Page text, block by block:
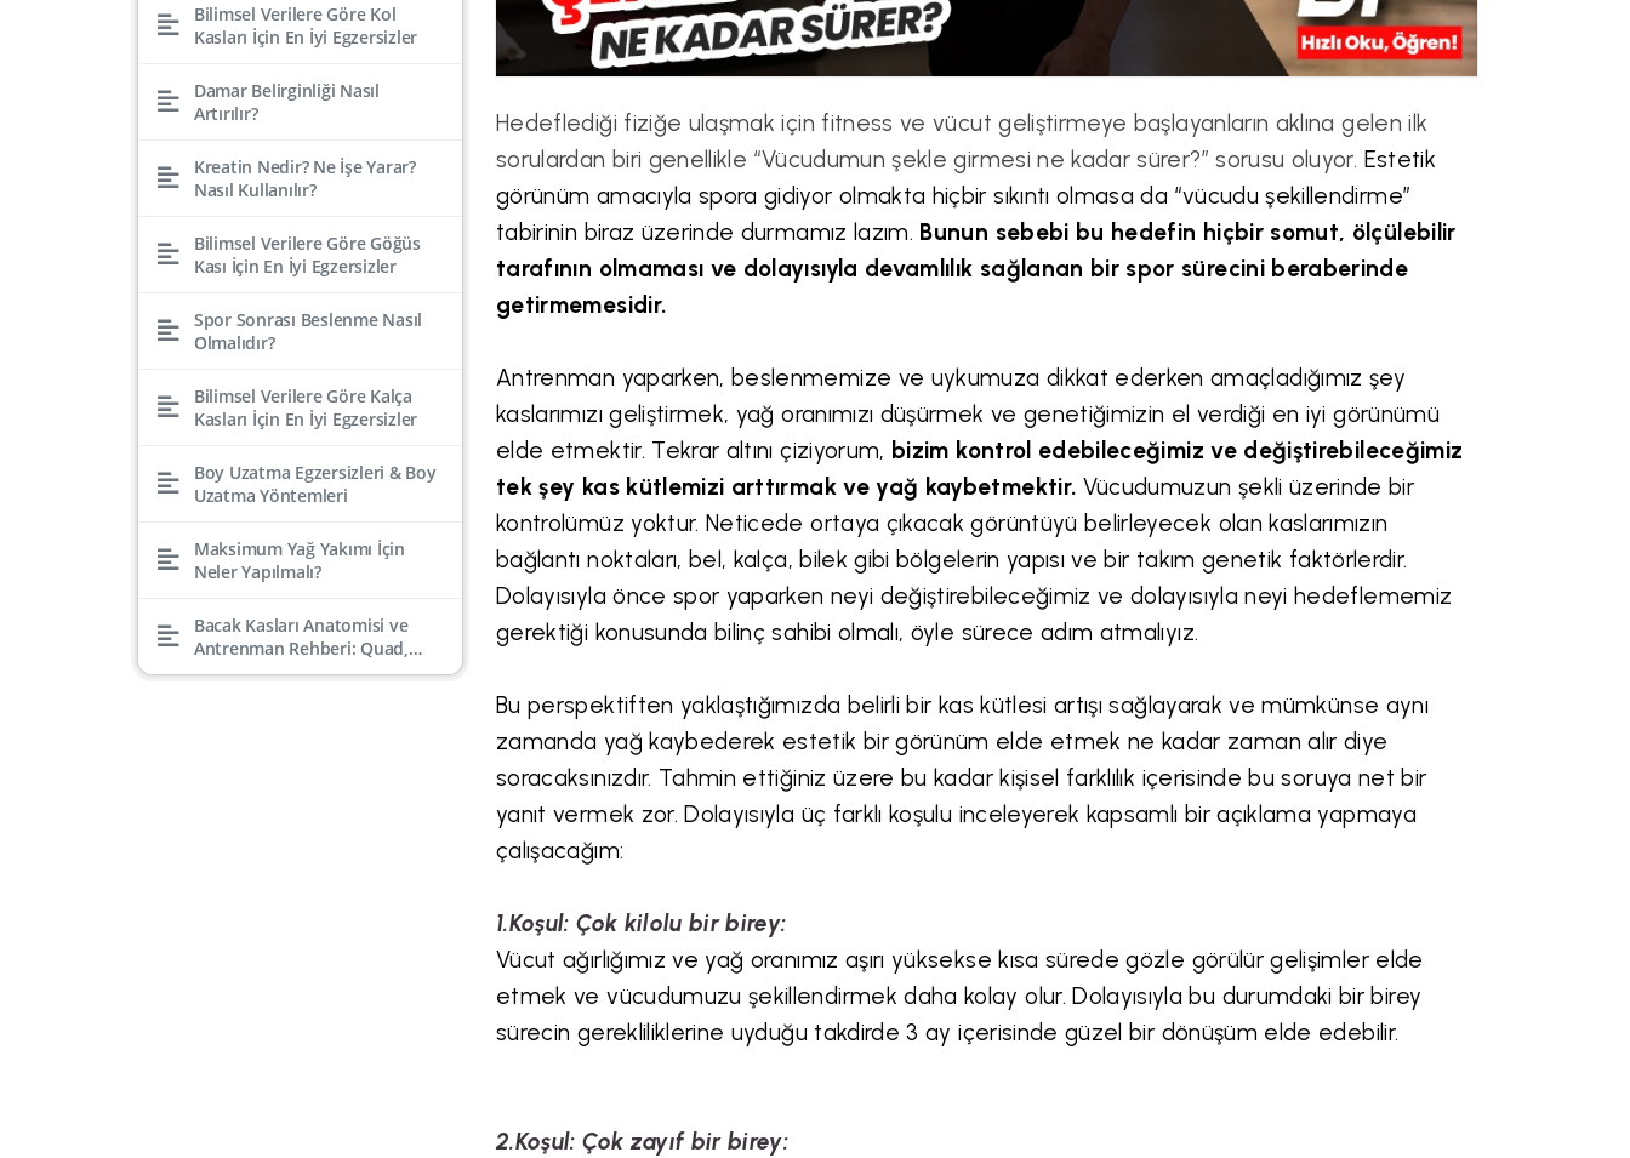
Bilimsel Verilere Göre Kol
Kasları İçin En İyi Egzersizler
Damar Belirginliği Nasıl
Artırılır?
Kreatin Nedir? Ne İşe Yarar?
Nasıl Kullanılır?
Bilimsel Verilere Göre Göğüs
Kası İçin En İyi Egzersizler
Spor Sonrası Beslenme Nasıl
Olmalıdır?
Bilimsel Verilere Göre Kalça
Kasları İçin En İyi Egzersizler
Boy Uzatma Egzersizleri & Boy
Uzatma Yöntemleri
Maksimum Yağ Yakımı İçin
Neler Yapılmalı?
Bacak Kasları Anatomisi ve
Antrenman Rehberi: Quad,
Hamstring, Kalf, Gluteal
Hedeflediği fiziğe ulaşmak için fitness ve vücut geliştirmeye başlayanların aklına gelen ilk
sorulardan biri genellikle “Vücudumun şekle girmesi ne kadar sürer?” sorusu oluyor. Estetik
görünüm amacıyla spora gidiyor olmakta hiçbir sıkıntı olmasa da “vücudu şekillendirme”
tabirinin biraz üzerinde durmamız lazım. Bunun sebebi bu hedefin hiçbir somut, ölçülebilir
tarafının olmaması ve dolayısıyla devamlılık sağlanan bir spor sürecini beraberinde
getirmemesidir.
Antrenman yaparken, beslenmemize ve uykumuza dikkat ederken amaçladığımız şey
kaslarımızı geliştirmek, yağ oranımızı düşürmek ve genetiğimizin el verdiği en iyi görünümü
elde etmektir. Tekrar altını çiziyorum, bizim kontrol edebileceğimiz ve değiştirebileceğimiz
tek şey kas kütlemizi arttırmak ve yağ kaybetmektir. Vücudumuzun şekli üzerinde bir
kontrolümüz yoktur. Neticede ortaya çıkacak görüntüyü belirleyecek olan kaslarımızın
bağlantı noktaları, bel, kalça, bilek gibi bölgelerin yapısı ve bir takım genetik faktörlerdir.
Dolayısıyla önce spor yaparken neyi değiştirebileceğimiz ve dolayısıyla neyi hedeflememiz
gerektiği konusunda bilinç sahibi olmalı, öyle sürece adım atmalıyız.
Bu perspektiften yaklaştığımızda belirli bir kas kütlesi artışı sağlayarak ve mümkünse aynı
zamanda yağ kaybederek estetik bir görünüm elde etmek ne kadar zaman alır diye
soracaksınızdır. Tahmin ettiğiniz üzere bu kadar kişisel farklılık içerisinde bu soruya net bir
yanıt vermek zor. Dolayısıyla üç farklı koşulu inceleyerek kapsamlı bir açıklama yapmaya
çalışacağım:
1.Koşul: Çok kilolu bir birey:
Vücut ağırlığımız ve yağ oranımız aşırı yüksekse kısa sürede gözle görülür gelişimler elde
etmek ve vücudumuzu şekillendirmek daha kolay olur. Dolayısıyla bu durumdaki bir birey
sürecin gerekliliklerine uyduğu takdirde 3 ay içerisinde güzel bir dönüşüm elde edebilir.
2.Koşul: Çok zayıf bir birey: